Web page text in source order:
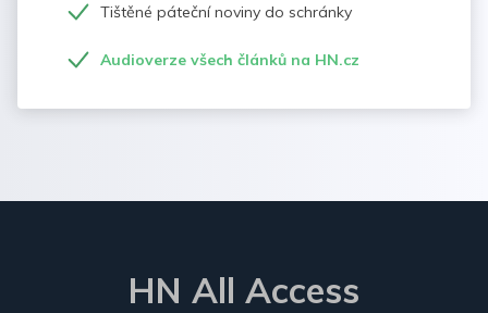
Tištěné páteční noviny do schránky
Audioverze všech článků na HN.cz
HN All Access